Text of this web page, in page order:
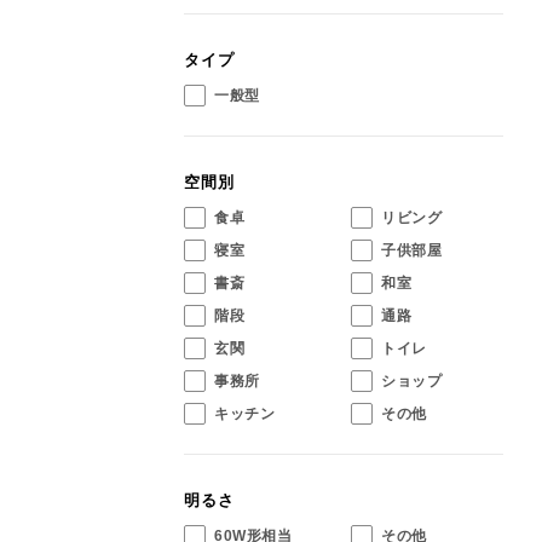
タイプ
一般型
空間別
食卓
リビング
寝室
子供部屋
書斎
和室
階段
通路
玄関
トイレ
事務所
ショップ
キッチン
その他
明るさ
60W形相当 その他